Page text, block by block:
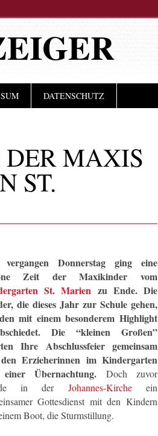
DATENSCHUTZ
DER MAXIS
ST.
Donnerstag ging eine
Zeit der Maxikinder vom
St. Marien zu Ende. Die
die dieses Jahr zur Schule gehen,
mit einem besonderem Highlight
Die “kleinen Großen”
Ihre Abschlussfeier gemeinsam
Erzieherinnen im Kindergarten
Übernachtung. Doch zuvor
in der Johannes-Kircheein
Gottesdienst mit den Kindern
Boot, die Sturmstillung.